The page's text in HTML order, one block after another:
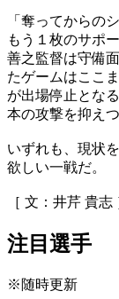
「奪ってからの
もう１枚のサポ
善之監督は守備
たゲームはここ
が出場停止とな
本の攻撃を抑え
いずれも、現状
欲しい一戦だ。
［ 文：井芹 貴志
注目選手
※随時更新